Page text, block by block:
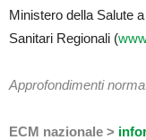
Ministero della Salute
Sanitari Regionali (
Approfondimenti
ECM nazionale >